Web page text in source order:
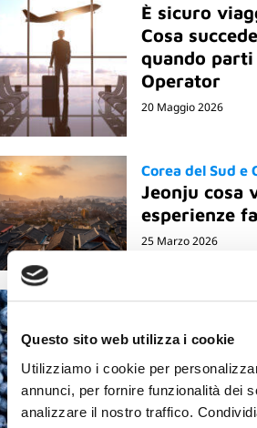
Questo sito web utilizza i cookie
Utilizziamo i cookie per
annunci, per fornire funzionalità dei
analizzare il nostro traffico.
È sicuro
Cosa
quando parti
Operator
20 Maggio 2026
Corea del Sud e
Jeonju cosa
esperienze
25 Marzo 2026
Chi
Scopri il
persone che